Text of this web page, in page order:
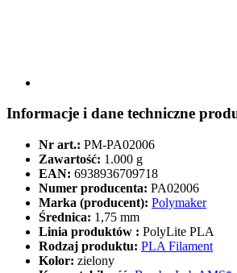
Informacje i dane techniczne
Nr art.: PM-PA02006
Zawartość: 1.000 g
EAN: 6938936709718
Numer producenta: PA02006
Marka (producent): Polymaker
Średnica: 1,75 mm
Linia produktów : PolyLite PLA
Rodzaj produktu: PLA Filament
Kolor: zielony